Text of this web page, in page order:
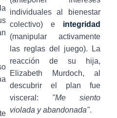
individuales al bienestar
colectivo) e integridad
(manipular activamente
las reglas del juego). La
reacción de su hija,
Elizabeth Murdoch, al
descubrir el plan fue
visceral: "Me siento
violada y abandonada".